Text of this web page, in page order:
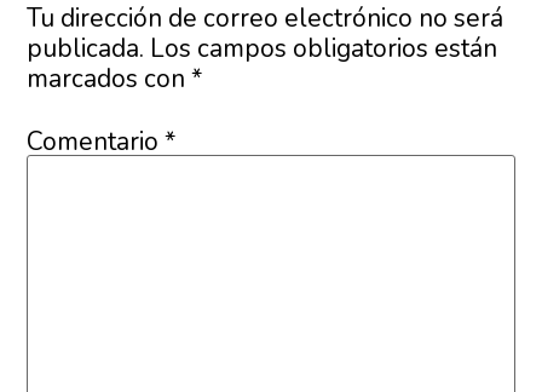
Tu dirección de correo electrónico no será
publicada. Los campos obligatorios están
marcados con*
Comentario*